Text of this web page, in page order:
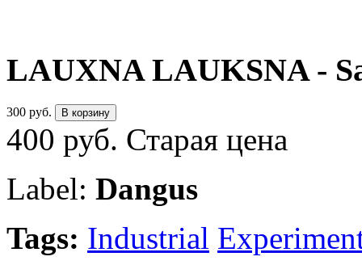
LAUXNA LAUKSNA -
300 руб. В корзину
400 руб. Старая цена
Label: Dangus
Tags: Industrial